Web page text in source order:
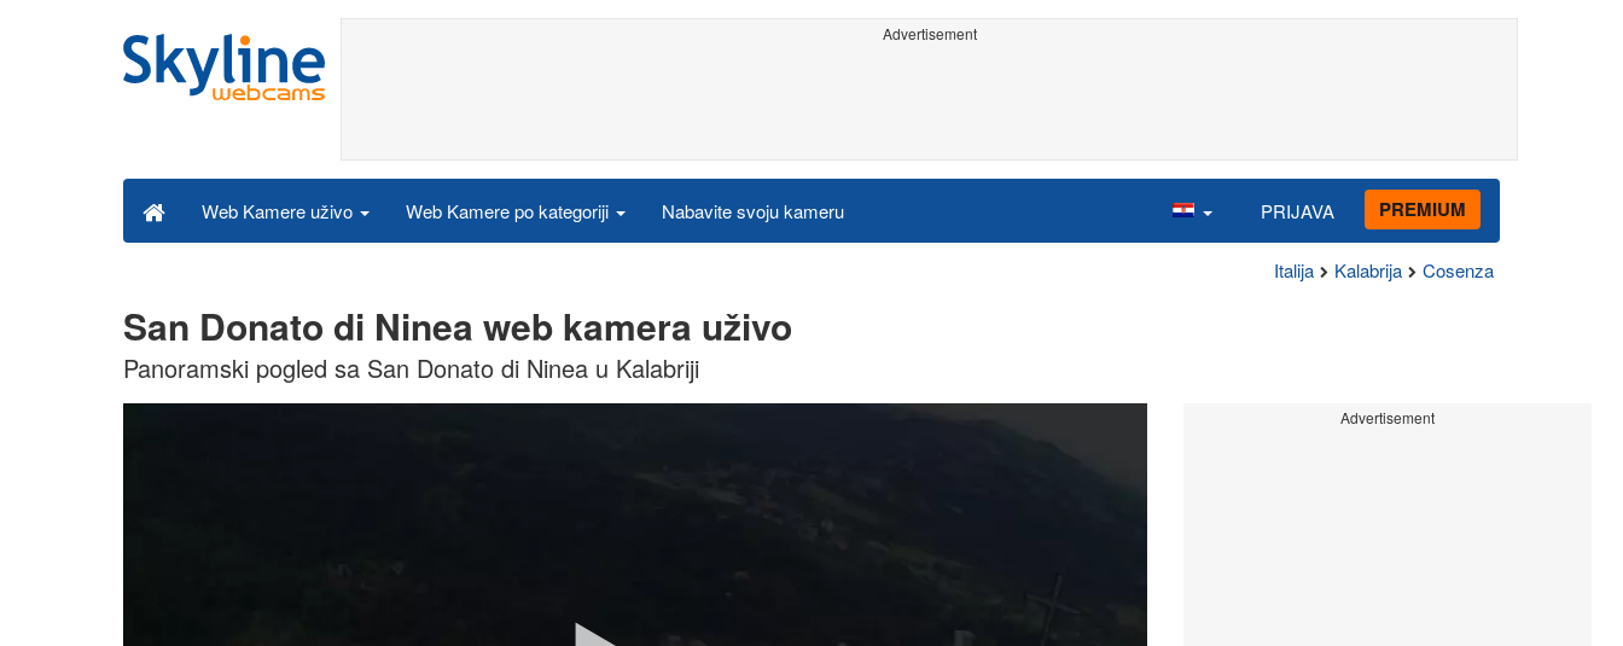
Advertisement
Web Kamere uživo Web Kamere po kategoriji Nabavite svoju kameru PRIJAVA PREMIUM
Italija Kalabrija Cosenza
San Donato di Ninea web kamera uživo
Panoramski pogled sa San Donato di Ninea u Kalabriji
Advertisement